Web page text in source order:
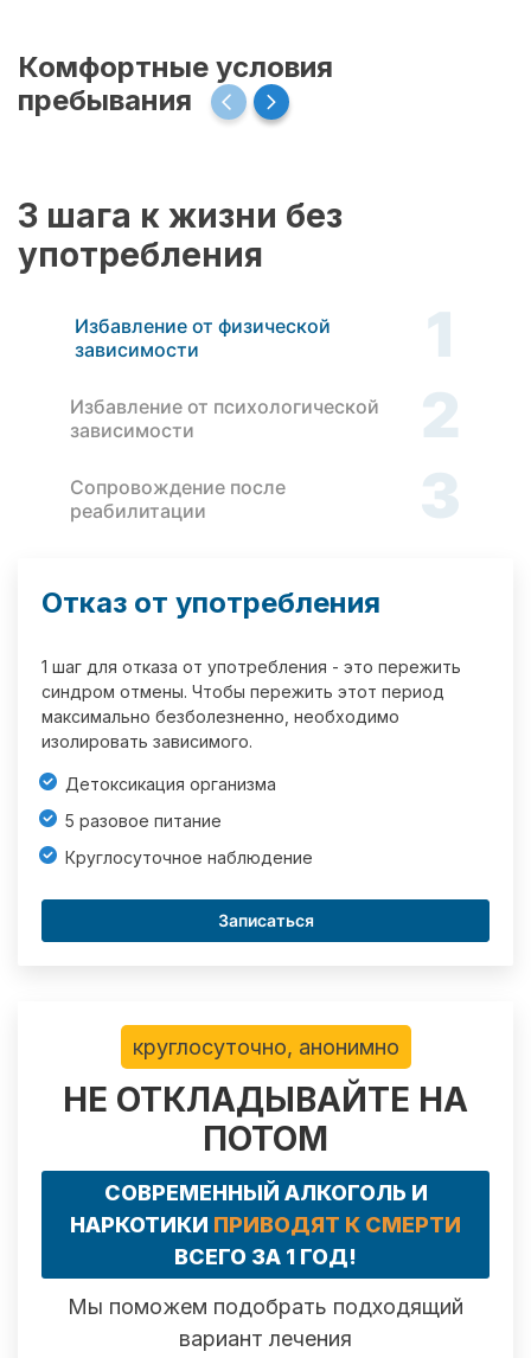
Комфортные условия
пребывания
3 шага к жизни без
употребления
Избавление от физической
зависимости
1
Избавление от психологической
зависимости
2
Сопровождение после
реабилитации
3
Отказ от употребления
1 шаг для отказа от употребления - это пережить
синдром отмены. Чтобы пережить этот период
максимально безболезненно, необходимо
изолировать зависимого.
Детоксикация организма
5 разовое питание
Круглосуточное наблюдение
Записаться
круглосуточно, анонимно
НЕ ОТКЛАДЫВАЙТЕ НА
ПОТОМ
СОВРЕМЕННЫЙ АЛКОГОЛЬ И
НАРКОТИКИ ПРИВОДЯТ К СМЕРТИ
ВСЕГО ЗА 1 ГОД!
Мы поможем подобрать подходящий
вариант лечения